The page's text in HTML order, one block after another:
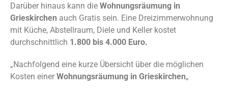
Darüber hinaus kann die Wohnungsräumung in
Grieskirchen auch Gratis sein. Eine Dreizimmerwohnung
mit Küche, Abstellraum, Diele und Keller kostet
durchschnittlich 1.800 bis 4.000 Euro.
„Nachfolgend eine kurze Übersicht über die möglichen
Kosten einer Wohnungsräumung in Grieskirchen„